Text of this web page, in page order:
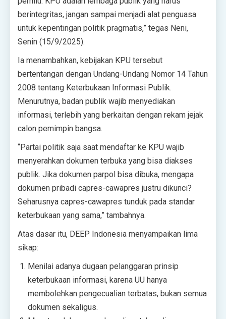
berintegritas, jangan sampai menjadi alat penguasa
untuk kepentingan politik pragmatis,” tegas Neni,
Senin (15/9/2025).
Ia menambahkan, kebijakan KPU tersebut
bertentangan dengan Undang-Undang Nomor 14 Tahun
2008 tentang Keterbukaan Informasi Publik.
Menurutnya, badan publik wajib menyediakan
informasi, terlebih yang berkaitan dengan rekam jejak
calon pemimpin bangsa.
“Partai politik saja saat mendaftar ke KPU wajib
menyerahkan dokumen terbuka yang bisa diakses
publik. Jika dokumen parpol bisa dibuka, mengapa
dokumen pribadi capres-cawapres justru dikunci?
Seharusnya capres-cawapres tunduk pada standar
keterbukaan yang sama,” tambahnya.
Atas dasar itu, DEEP Indonesia menyampaikan lima
sikap:
Menilai adanya dugaan pelanggaran prinsip
keterbukaan informasi, karena UU hanya
membolehkan pengecualian terbatas, bukan semua
dokumen sekaligus.